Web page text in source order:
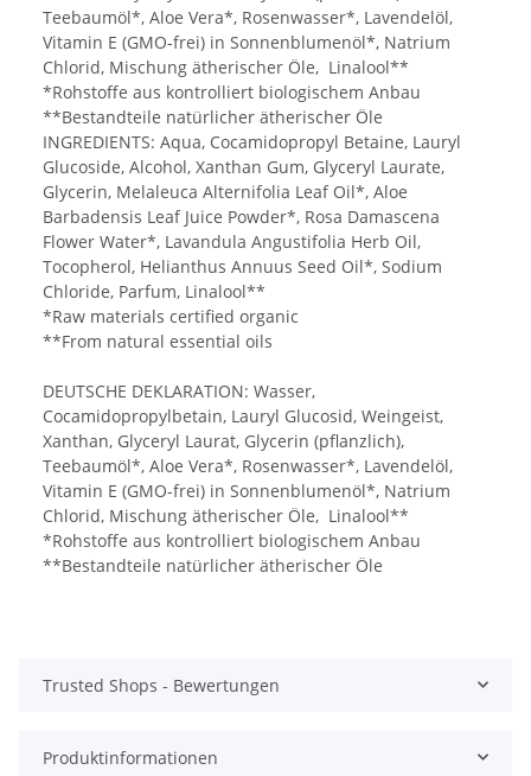
Teebaumöl*, Aloe Vera*, Rosenwasser*, Lavendelöl,
Vitamin E (GMO-frei) in Sonnenblumenöl*, Natrium
Chlorid, Mischung ätherischer Öle, Linalool**
*Rohstoffe aus kontrolliert biologischem Anbau
**Bestandteile natürlicher ätherischer Öle
INGREDIENTS: Aqua, Cocamidopropyl Betaine, Lauryl
Glucoside, Alcohol, Xanthan Gum, Glyceryl Laurate,
Glycerin, Melaleuca Alternifolia Leaf Oil*, Aloe
Barbadensis Leaf Juice Powder*, Rosa Damascena
Flower Water*, Lavandula Angustifolia Herb Oil,
Tocopherol, Helianthus Annuus Seed Oil*, Sodium
Chloride, Parfum, Linalool**
*Raw materials certified organic
**From natural essential oils
DEUTSCHE DEKLARATION: Wasser,
Cocamidopropylbetain, Lauryl Glucosid, Weingeist,
Xanthan, Glyceryl Laurat, Glycerin (pflanzlich),
Teebaumöl*, Aloe Vera*, Rosenwasser*, Lavendelöl,
Vitamin E (GMO-frei) in Sonnenblumenöl*, Natrium
Chlorid, Mischung ätherischer Öle, Linalool**
*Rohstoffe aus kontrolliert biologischem Anbau
**Bestandteile natürlicher ätherischer Öle
Trusted Shops - Bewertungen
Produktinformationen